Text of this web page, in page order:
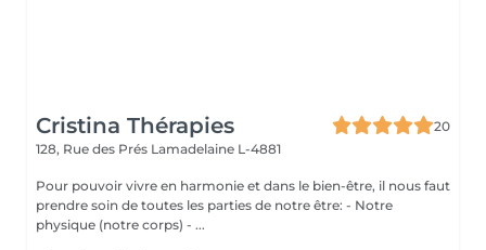
Cristina Thérapies
20
128, Rue des Prés Lamadelaine L-4881
Pour pouvoir vivre en harmonie et dans le bien-être, il nous faut
prendre soin de toutes les parties de notre être: - Notre
physique (notre corps) - ...